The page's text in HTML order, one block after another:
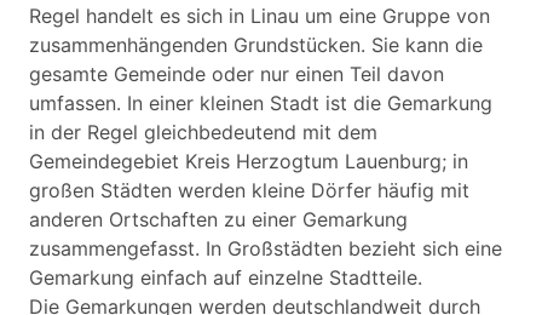
Regel handelt es sich in Linau um eine Gruppe von
zusammenhängenden Grundstücken. Sie kann die
gesamte Gemeinde oder nur einen Teil davon
umfassen. In einer kleinen Stadt ist die Gemarkung
in der Regel gleichbedeutend mit dem
Gemeindegebiet Kreis Herzogtum Lauenburg; in
großen Städten werden kleine Dörfer häufig mit
anderen Ortschaften zu einer Gemarkung
zusammengefasst. In Großstädten bezieht sich eine
Gemarkung einfach auf einzelne Stadtteile.
Die Gemarkungen werden deutschlandweit durch